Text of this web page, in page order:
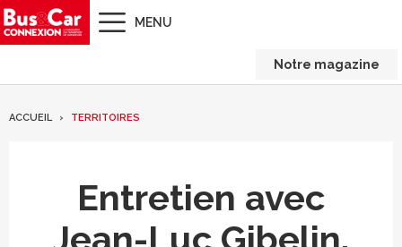
MENU
Notre magazine
ACCUEIL TERRITOIRES
Entretien avec
Jean-Luc Gibelin,